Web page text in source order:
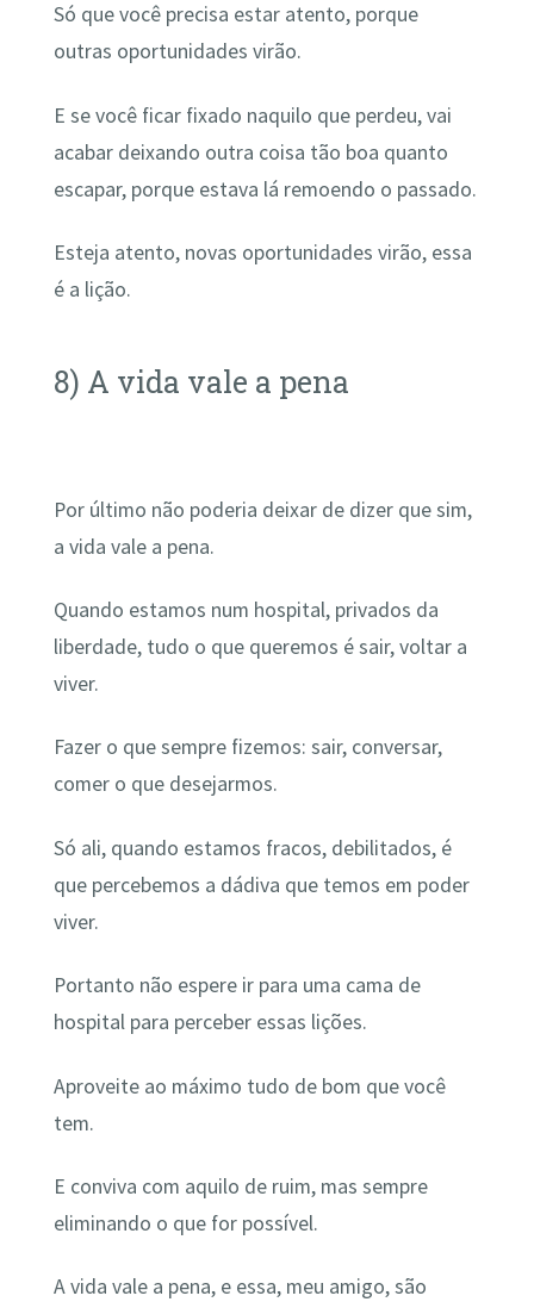
Só que você precisa estar atento, porque
outras oportunidades virão.
E se você ficar fixado naquilo que perdeu, vai
acabar deixando outra coisa tão boa quanto
escapar, porque estava lá remoendo o passado.
Esteja atento, novas oportunidades virão, essa
é a lição.
8) A vida vale a pena
Por último não poderia deixar de dizer que sim,
a vida vale a pena.
Quando estamos num hospital, privados da
liberdade, tudo o que queremos é sair, voltar a
viver.
Fazer o que sempre fizemos: sair, conversar,
comer o que desejarmos.
Só ali, quando estamos fracos, debilitados, é
que percebemos a dádiva que temos em poder
viver.
Portanto não espere ir para uma cama de
hospital para perceber essas lições.
Aproveite ao máximo tudo de bom que você
tem.
E conviva com aquilo de ruim, mas sempre
eliminando o que for possível.
A vida vale a pena, e essa, meu amigo, são